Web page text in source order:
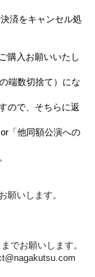
済をキャンセル処
購入お願いいたし
端数切捨て）にな
ので、そちらに返
「他同額公演への
願いします。
でお願いします。